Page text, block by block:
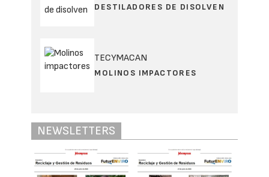
DESTILADORES DE DISOLVEN
TECYMACAN
MOLINOS IMPACTORES
NEWSLETTERS